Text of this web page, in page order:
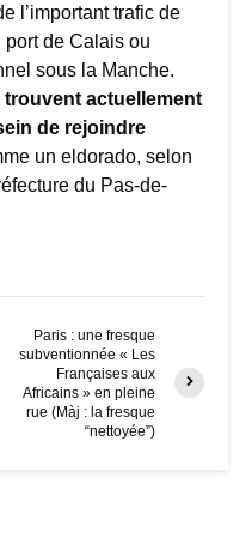
l’important trafic de
de Calais ou
sous la Manche.
trouvent actuellement
de rejoindre
un eldorado, selon
du Pas-de-
Paris : une fresque
subventionnée « Les
Françaises aux
Africains » en pleine
rue (Màj : la fresque
“nettoyée”)